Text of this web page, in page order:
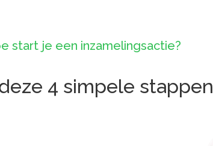
start je een inzamelingsactie?
4 simpele stappen